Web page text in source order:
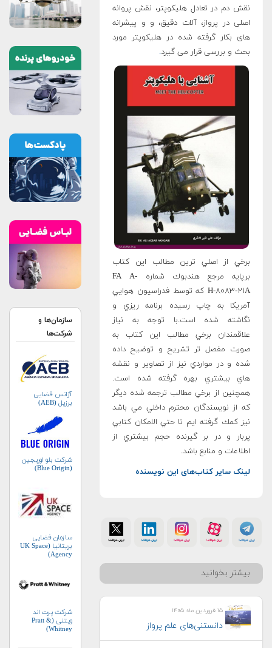
نقش دم در تعادل هلیکوپتر، نقش پروانه
اصلی در پرواز، آلات دقیق، و و پیشرانه
های بکار گرفته شده در هلیکوپتر مورد
بحث و بررسی قرار می گیرد.
برخي از اصلي ترين مطالب اين كتاب
برپايه مرجع هندبوك شماره FA A-
H-۸۰۸۳-۲۱A كه توسط فدراسيون هوايي
آمريكا به چاپ رسيده برنامه ريزي و
نگاشته شده است.با توجه به نياز
علاقمندان برخي مطالب اين كتاب به
صورت مفصل تر تشريح و توضيح داده
شده و در مواردي نيز از تصاوير و نقشه
هاي بيشتري بهره گرفته شده است.
همچنين از برخي مطالب ترجمه شده ديگر
كه از نويسندگان محترم داخلي مي باشد
نيز كمك گرفته ايم تا حتي الامكان كتابي
پربار و در بر گيرنده حجم بيشتري از
اطلاعات و منابع باشد.
لینک سایر کتاب‌های این نویسنده
بیشتر بخوانید
۱۵ فروردین ماه ۱۴۰۵
دانستنی‌های علم پرواز
سازمان‌ها و
شرکت‌ها
آژانس فضایی
برزیل (AEB)
شرکت بلو اوریجین
(Blue Origin)
سازمان فضایی
بریتانیا (UK Space
Agency)
شرکت پرت اند
ویتنی (Pratt &
Whitney)